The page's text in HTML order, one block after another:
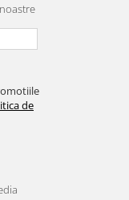
de